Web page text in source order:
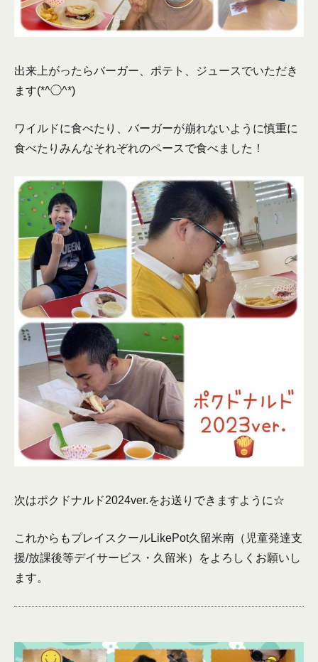
出来上がったらバーガー、ポテト、ジュースでいただき
ます(*^◯^*)
ワイルドに食べたり、バーガーが崩れないように慎重に
食べたりみんなそれぞれのペースで食べました！
次はポクドナルド2024ver.をお送りできますように☆
これからもプレイスクールLikePot久留米南（児童発達支
援/放課後等デイサービス・久留米）をよろしくお願いし
ます。